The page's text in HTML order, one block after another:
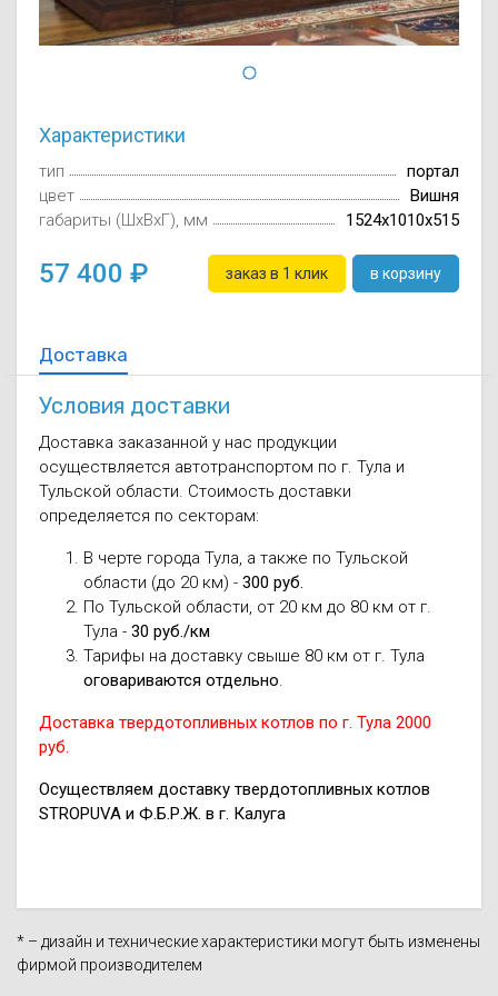
Характеристики
тип
портал
цвет
Вишня
габариты (ШxВxГ), мм
1524x1010x515
57 400 заказ в 1 клик в корзину
Доставка
Условия доставки
Доставка заказанной у нас продукции
осуществляется автотранспортом по г. Тула и
Тульской области. Стоимость доставки
определяется по секторам:
В черте города Тула, а также по Тульской
области (до 20 км) - 300 руб.
По Тульской области, от 20 км до 80 км от г.
Тула - 30 руб./км
Тарифы на доставку свыше 80 км от г. Тула
оговариваются отдельно.
Доставка твердотопливных котлов по г. Тула 2000
руб.
Осуществляем доставку твердотопливных котлов
STROPUVA и Ф.Б.Р.Ж. в г. Калуга
* – дизайн и технические характеристики могут быть изменены
фирмой производителем
Осушители
отработанном